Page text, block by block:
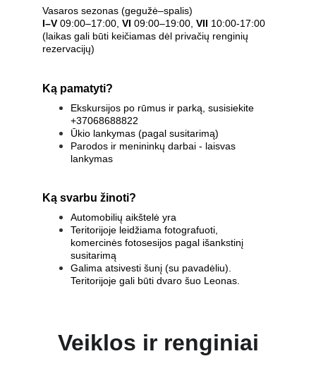
Vasaros sezonas (gegužė–spalis)
I–V 09:00–17:00, VI 09:00–19:00, VII 10:00-17:00
(laikas gali būti keičiamas dėl privačių renginių
rezervacijų)
Ką pamatyti?
Ekskursijos po rūmus ir parką, susisiekite
+37068688822
Ūkio lankymas (pagal susitarimą)
Parodos ir menininkų darbai - laisvas
lankymas
Ką svarbu žinoti?
Automobilių aikštelė yra
Teritorijoje leidžiama fotografuoti,
komercinės fotosesijos pagal išankstinį
susitarimą
Galima atsivesti šunį (su pavadėliu).
Teritorijoje gali būti dvaro šuo Leonas.
Veiklos ir renginiai